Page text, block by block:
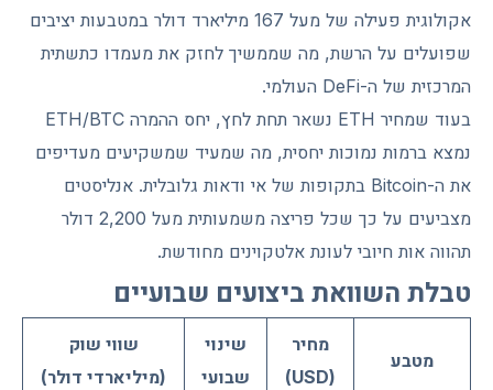
אקולוגית פעילה של מעל 167 מיליארד דולר במטבעות יציבים
שפועלים על הרשת, מה שממשיך לחזק את מעמדו כתשתית
המרכזית של ה-DeFi העולמי.
בעוד שמחיר ETH נשאר תחת לחץ, יחס ההמרה ETH/BTC
נמצא ברמות נמוכות יחסית, מה שמעיד שמשקיעים מעדיפים
את ה-Bitcoin בתקופות של אי ודאות גלובלית. אנליסטים
מצביעים על כך שכל פריצה משמעותית מעל 2,200 דולר
תהווה אות חיובי לעונת אלטקוינים מחודשת.
טבלת השוואת ביצועים שבועיים
מטבע
מחיר
(USD)
שינוי
שבועי
שווי שוק
(מיליארדי דולר)